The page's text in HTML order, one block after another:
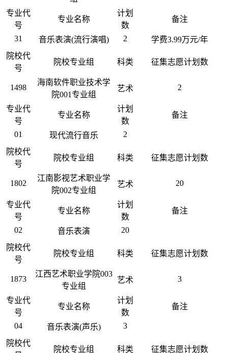
专业代
号
专业名称
计划
数
备注
31 音乐表演(流行演唱) 2
学费3.99万元/年
院校代
号
院校专业组 科类 征集志愿计划数
1498
海南软件职业技术学
院001专业组
艺术 2
专业代
号
专业名称
计划
数
备注
01 现代流行音乐
2
院校代
号
院校专业组 科类 征集志愿计划数
1802
江南影视艺术职业学
院002专业组
艺术 20
专业代
号
专业名称
计划
数
备注
02 音乐表演
20
院校代
号
院校专业组 科类 征集志愿计划数
1873
江西艺术职业学院003
专业组
艺术 3
专业代
号
专业名称
计划
数
备注
04 音乐表演(声乐)
3
院校代
院校专业组 科类 征集志愿计划数